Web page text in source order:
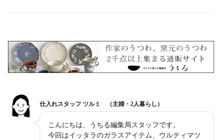
仕入れスタッフ ツルミ （主婦・2人暮らし）
こんにちは、うちる編集局スタッフです。
今回はイッタラのガラスアイテム、ウルティマツ